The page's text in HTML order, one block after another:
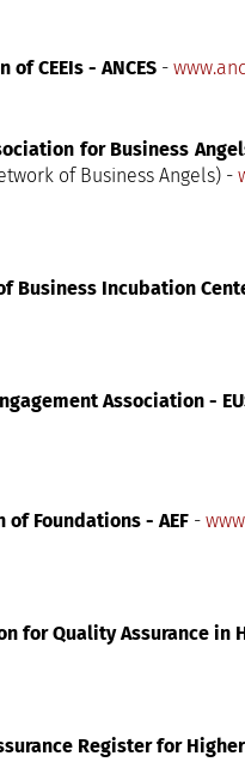
CEEIs - ANCES -
for Business
of Business Angels) -
Business Incubation
Association -
Foundations - AEF -
for Quality Assurance in
Register for